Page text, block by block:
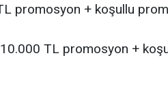
promosyon + koşullu
TL promosyon +